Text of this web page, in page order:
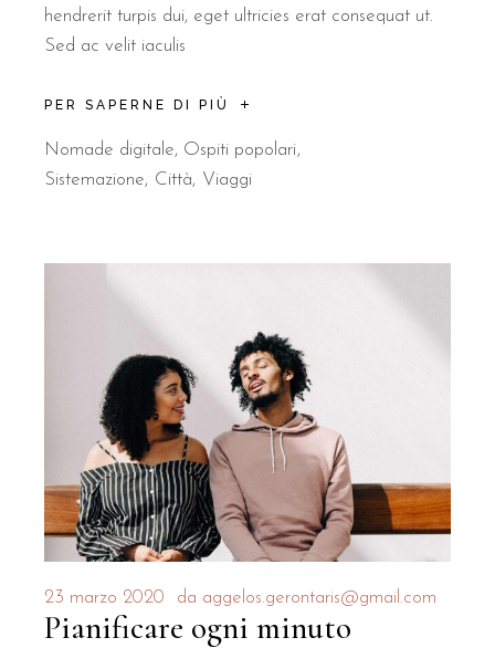
hendrerit turpis dui, eget ultricies erat consequat ut.
Sed ac velit iaculis
PER SAPERNE DI PIÙ
Nomade digitale, Ospiti popolari
Sistemazione
Città Viaggi
23 marzo 2020 da aggelos.gerontaris@gmail.com
Pianificare ogni minuto